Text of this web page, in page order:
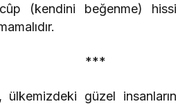
(kendini beğenme) hissi
ülkemizdeki güzel insanların